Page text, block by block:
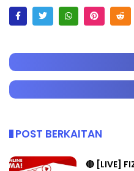
POST BERKAITAN
🔴 [LIVE]